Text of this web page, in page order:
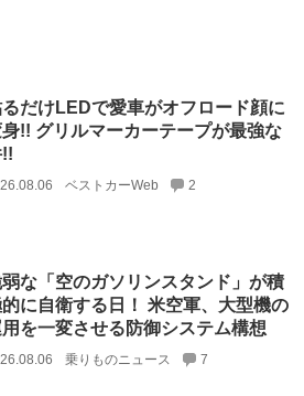
るだけLEDで愛車がオフロード顔に
!! グリルマーカーテープが最強な
ベストカーWeb 2
弱な「空のガソリンスタンド」が積
に自衛する日！ 米空軍、大型機の
を一変させる防御システム構想
乗りものニュース 7